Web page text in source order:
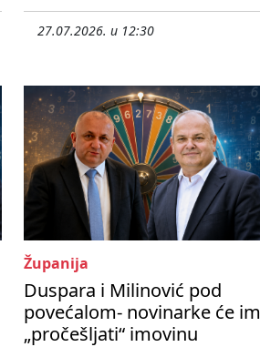
27.07.2026. u 12:30
Županija
Duspara i Milinović pod
povećalom- novinarke će im
„pročešljati“ imovinu